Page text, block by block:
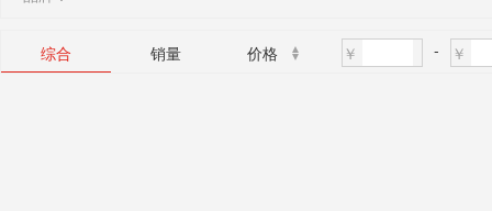
综合 销量 价格 ￥ - ￥